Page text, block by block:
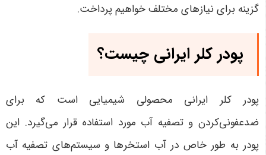
گزینه برای نیازهای مختلف خواهیم پرداخت.
پودر کلر ایرانی چیست؟
پودر کلر ایرانی محصولی شیمیایی است که برای
ضدعفونی‌کردن و تصفیه آب مورد استفاده قرار می‌گیرد. این
پودر به طور خاص در آب استخرها و سیستم‌های تصفیه آب